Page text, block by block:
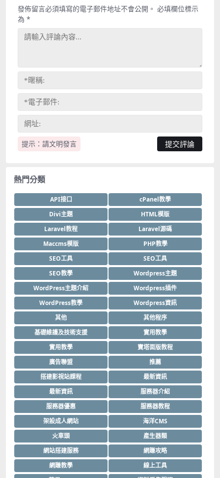
提示：請文明發言
發佈留言必須填寫的電子郵件地址不會公開。 必填欄位標示
為 *
熱門分類
API接口
cPanel教學
Divi主題
HTML模版
Laravel教程
Laravel源碼
Maccms模版
PHP教學
SEO工具
SEO工具
SEO教學
Wordpress主題
WordPress主題介紹
Wordpress插件
WordPress教學
Wordpress資訊
其他
其他程序
基礎維護及技術支援
實用教學
實用教學
寶塔面版教程
廣告聯盟
推薦
搭建影視站課程
最新資訊
最新資訊
服務器介紹
服務器優惠
服務器教程
架設成人網站
海洋CMS
火車頭
產生器類
網站搭建服務
網賺攻略
網賺教學
線上工具